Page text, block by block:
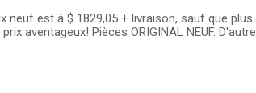
neuf est à $ 1829,05 + livraison, sauf que plus
aventageux! Pièces ORIGINAL NEUF. D'autre